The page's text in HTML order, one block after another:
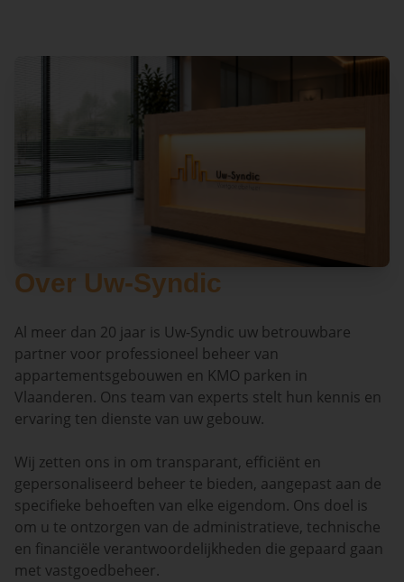
Over Uw-Syndic
Al meer dan 20 jaar is Uw-Syndic uw betrouwbare
partner voor professioneel beheer van
appartementsgebouwen en KMO parken in
Vlaanderen. Ons team van experts stelt hun kennis en
ervaring ten dienste van uw gebouw.
Wij zetten ons in om transparant, efficiënt en
gepersonaliseerd beheer te bieden, aangepast aan de
specifieke behoeften van elke eigendom. Ons doel is
om u te ontzorgen van de administratieve, technische
en financiële verantwoordelijkheden die gepaard gaan
met vastgoedbeheer.